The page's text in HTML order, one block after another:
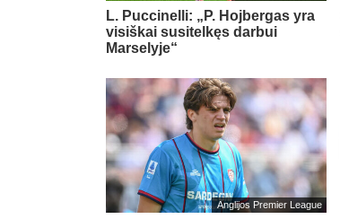
L. Puccinelli: „P. Hojbergas yra
visiškai susitelkęs darbui
Marselyje“
Anglijos Premier League